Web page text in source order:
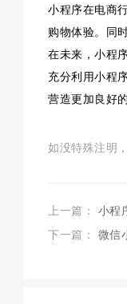
小程序在电商
购物体验。同
在未来，小程
充分利用小程
营造更加良好
如没特殊注明
上一篇： 小程
下一篇： 微信